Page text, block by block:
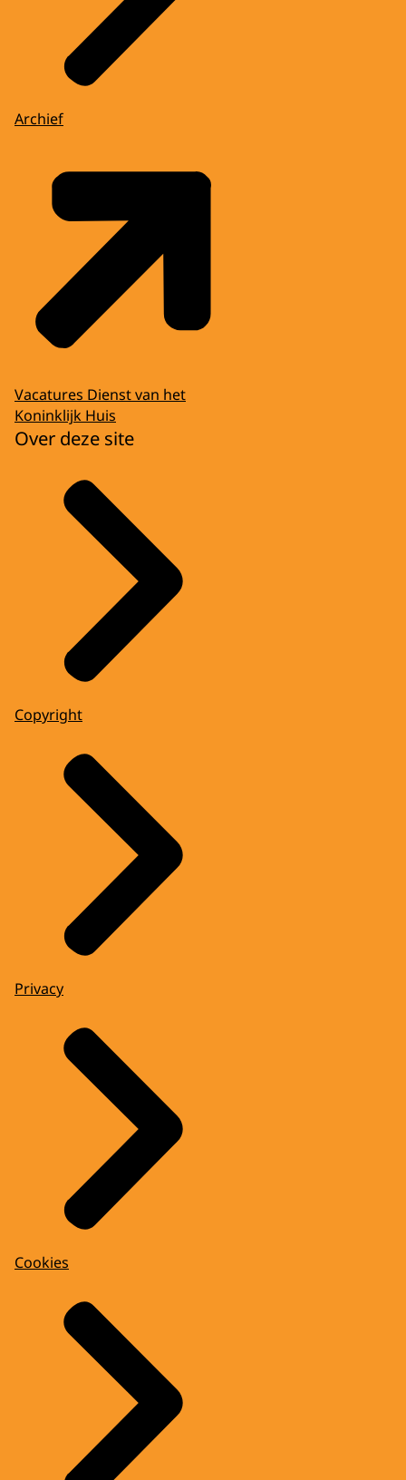
Archief
Vacatures Dienst van het
Koninklijk Huis
Over deze site
Copyright
Privacy
Cookies